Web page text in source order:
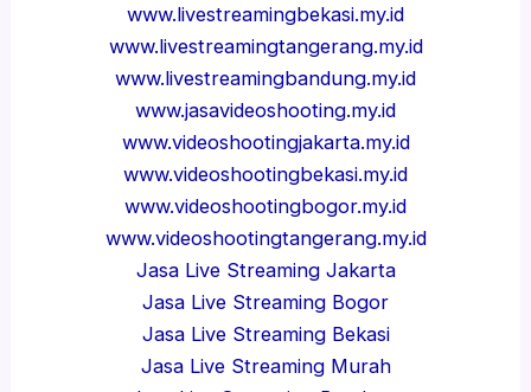
www.livestreamingbekasi.my.id
www.livestreamingtangerang.my.id
www.livestreamingbandung.my.id
www.jasavideoshooting.my.id
www.videoshootingjakarta.my.id
www.videoshootingbekasi.my.id
www.videoshootingbogor.my.id
www.videoshootingtangerang.my.id
Jasa Live Streaming Jakarta
Jasa Live Streaming Bogor
Jasa Live Streaming Bekasi
Jasa Live Streaming Murah